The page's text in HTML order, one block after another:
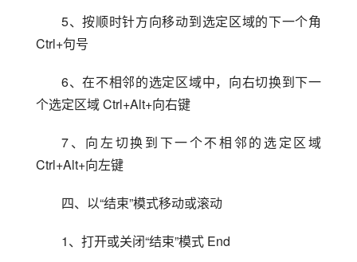
5、按顺时针方向移动到选定区域的下一个角
Ctrl+句号
6、在不相邻的选定区域中，向右切换到下一
个选定区域 Ctrl+Alt+向右键
7、向左切换到下一个不相邻的选定区域
Ctrl+Alt+向左键
四、以“结束”模式移动或滚动
1、打开或关闭“结束”模式 End